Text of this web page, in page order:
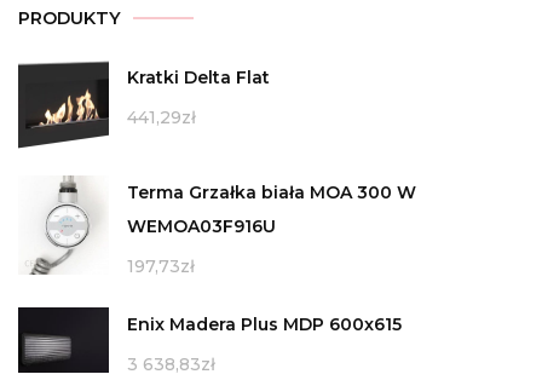
PRODUKTY
Kratki Delta Flat
441,29zł
Terma Grzałka biała MOA 300 W
WEMOA03F916U
197,73zł
Enix Madera Plus MDP 600x615
3 638,83zł